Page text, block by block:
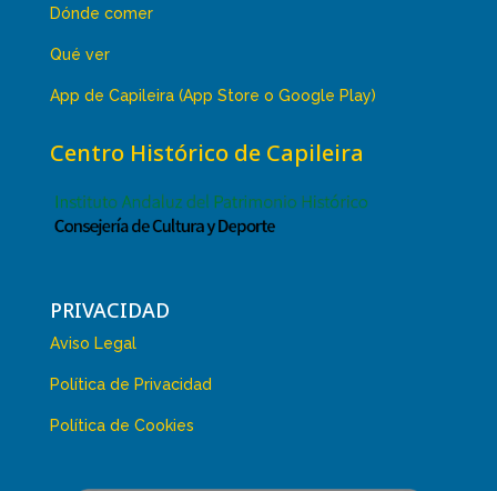
Dónde comer
Qué ver
App de Capileira (App Store o Google Play)
Centro Histórico de Capileira
PRIVACIDAD
Aviso Legal
Política de Privacidad
Política de Cookies